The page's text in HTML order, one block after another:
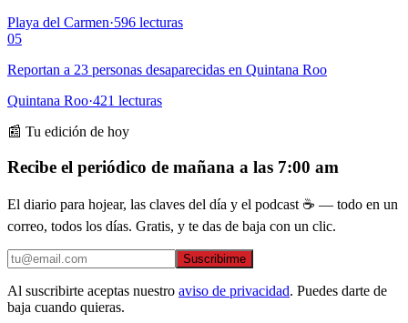
Playa del Carmen·596 lecturas
05
Reportan a 23 personas desaparecidas en Quintana Roo
Quintana Roo·421 lecturas
📰 Tu edición de hoy
Recibe el periódico de mañana a las 7:00 am
El diario para hojear, las claves del día y el podcast ☕ — todo en un
correo, todos los días. Gratis, y te das de baja con un clic.
Suscribirme
Al suscribirte aceptas nuestro aviso de privacidad. Puedes darte de
baja cuando quieras.